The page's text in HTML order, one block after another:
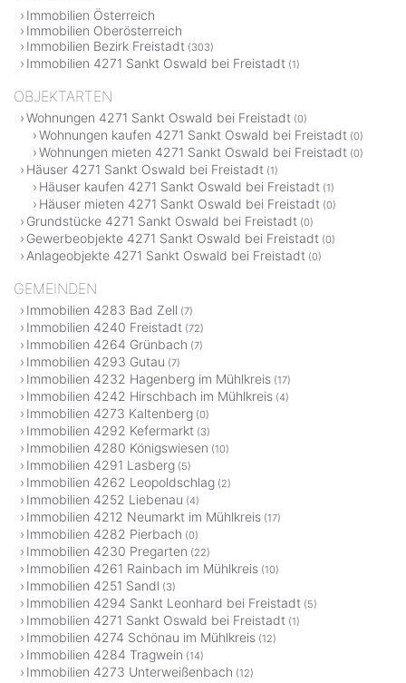
Immobilien Österreich
Immobilien Oberösterreich
Immobilien Bezirk Freistadt (303)
Immobilien 4271 Sankt Oswald bei Freistadt (1)
OBJEKTARTEN
Wohnungen 4271 Sankt Oswald bei Freistadt (0)
Wohnungen kaufen 4271 Sankt Oswald bei Freistadt (0)
Wohnungen mieten 4271 Sankt Oswald bei Freistadt (0)
Häuser 4271 Sankt Oswald bei Freistadt (1)
Häuser kaufen 4271 Sankt Oswald bei Freistadt (1)
Häuser mieten 4271 Sankt Oswald bei Freistadt (0)
Grundstücke 4271 Sankt Oswald bei Freistadt (0)
Gewerbeobjekte 4271 Sankt Oswald bei Freistadt (0)
Anlageobjekte 4271 Sankt Oswald bei Freistadt (0)
GEMEINDEN
Immobilien 4283 Bad Zell (7)
Immobilien 4240 Freistadt (72)
Immobilien 4264 Grünbach (7)
Immobilien 4293 Gutau (7)
Immobilien 4232 Hagenberg im Mühlkreis (17)
Immobilien 4242 Hirschbach im Mühlkreis (4)
Immobilien 4273 Kaltenberg (0)
Immobilien 4292 Kefermarkt (3)
Immobilien 4280 Königswiesen (10)
Immobilien 4291 Lasberg (5)
Immobilien 4262 Leopoldschlag (2)
Immobilien 4252 Liebenau (4)
Immobilien 4212 Neumarkt im Mühlkreis (17)
Immobilien 4282 Pierbach (0)
Immobilien 4230 Pregarten (22)
Immobilien 4261 Rainbach im Mühlkreis (10)
Immobilien 4251 Sandl (3)
Immobilien 4294 Sankt Leonhard bei Freistadt (5)
Immobilien 4271 Sankt Oswald bei Freistadt (1)
Immobilien 4274 Schönau im Mühlkreis (12)
Immobilien 4284 Tragwein (14)
Immobilien 4273 Unterweißenbach (12)